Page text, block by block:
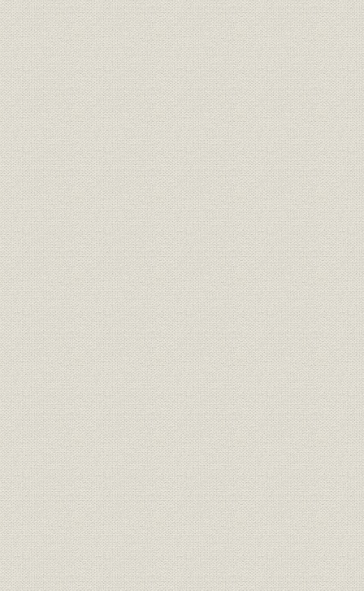
役員 役員及幹部職員
役員 役員及幹部職員
従業員 予定社員一覧表
従業員 社員総代現員表
従業員 退任社員総代一覧表
従業員 第三十五期末現在本社現員表
従業員 主管者異動表
事業所 地方部新設廃合年月一覧表 大正元年~
従業員 地方部主管者異動表
事業所
第三十五期末現在事務所及支所
数
従業員 支部主管者異動表
従業員 第三十五期末支部現員表
福利厚生
第三十五期末現在地方別嘱託医
一覧表
経営 契約高一億円達成年表